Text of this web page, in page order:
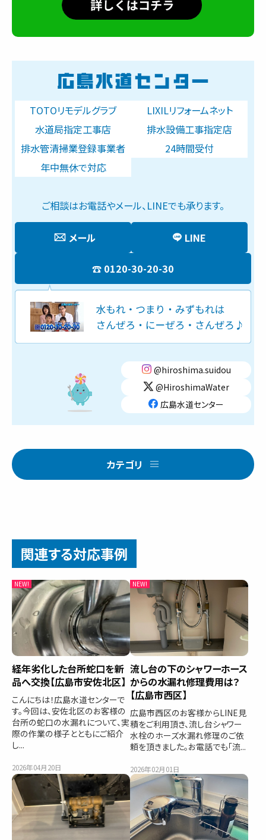
TOTOリモデルグラブ
LIXILリフォームネット
水道局指定工事店
排水設備工事指定店
排水管清掃業登録事業者
24時間受付
年中無休で対応
ご相談はお電話やメール、LINEでも承ります。
0120-30-20-30
メール LINE
@hiroshima.suidou
@HiroshimaWater
広島水道センター
カテゴリ
関連する対応事例
経年劣化した台所蛇口を新
品へ交換【広島市安佐北区】
こんにちは！広島水道センターで
す。今回は、安佐北区のお客様の
台所の蛇口の水漏れについて、実
際の作業の様子とともにご紹介
し...
2026年04月20日
流し台の下のシャワーホース
からの水漏れ修理費用は？
【広島市西区】
広島市西区のお客様からLINE見
積をご利用頂き、流し台シャワー
水栓のホーズ水漏れ修理のご依
頼を頂きました。お電話でも「流...
2026年02月01日